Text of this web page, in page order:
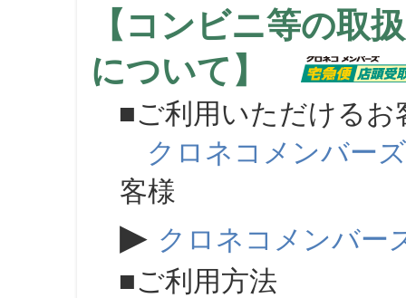
【コンビニ等の取
について】
■ご利用いただけるお
クロネコメンバーズ
客様
▶ クロネコメンバー
■ご利用方法